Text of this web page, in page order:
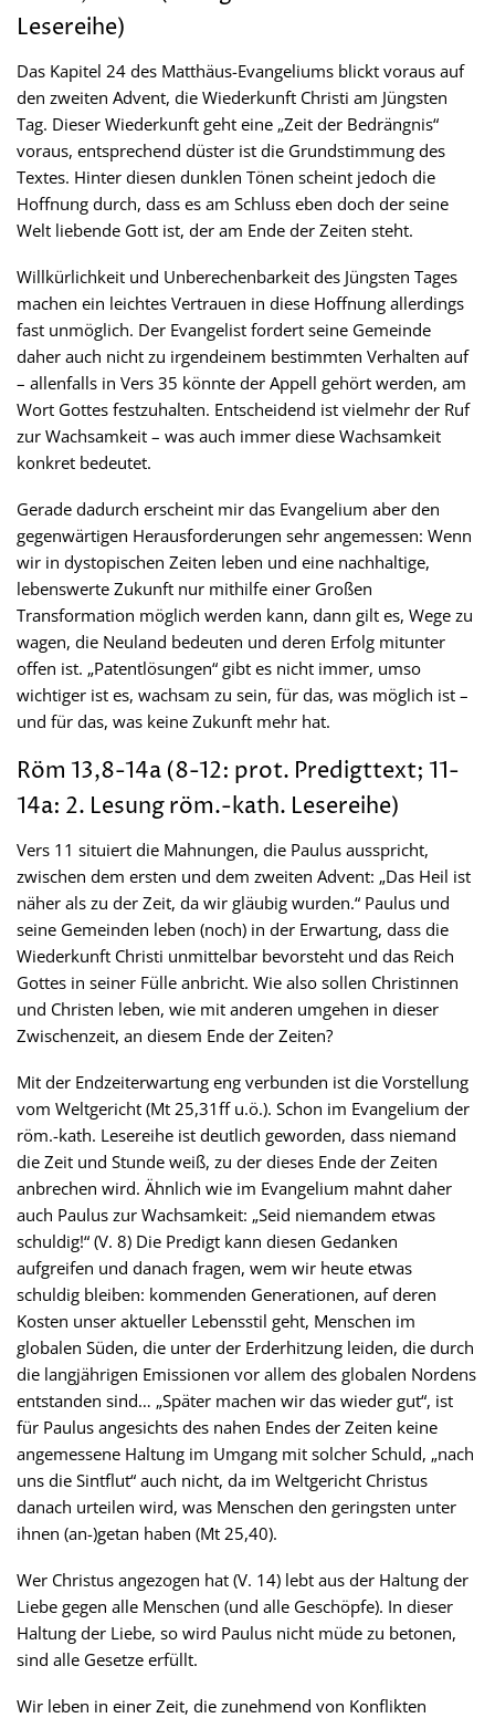
Lesereihe)
Das Kapitel 24 des Matthäus-Evangeliums blickt voraus auf
den zweiten Advent, die Wiederkunft Christi am Jüngsten
Tag. Dieser Wiederkunft geht eine „Zeit der Bedrängnis“
voraus, entsprechend düster ist die Grundstimmung des
Textes. Hinter diesen dunklen Tönen scheint jedoch die
Hoffnung durch, dass es am Schluss eben doch der seine
Welt liebende Gott ist, der am Ende der Zeiten steht.
Willkürlichkeit und Unberechenbarkeit des Jüngsten Tages
machen ein leichtes Vertrauen in diese Hoffnung allerdings
fast unmöglich. Der Evangelist fordert seine Gemeinde
daher auch nicht zu irgendeinem bestimmten Verhalten auf
– allenfalls in Vers 35 könnte der Appell gehört werden, am
Wort Gottes festzuhalten. Entscheidend ist vielmehr der Ruf
zur Wachsamkeit – was auch immer diese Wachsamkeit
konkret bedeutet.
Gerade dadurch erscheint mir das Evangelium aber den
gegenwärtigen Herausforderungen sehr angemessen: Wenn
wir in dystopischen Zeiten leben und eine nachhaltige,
lebenswerte Zukunft nur mithilfe einer Großen
Transformation möglich werden kann, dann gilt es, Wege zu
wagen, die Neuland bedeuten und deren Erfolg mitunter
offen ist. „Patentlösungen“ gibt es nicht immer, umso
wichtiger ist es, wachsam zu sein, für das, was möglich ist –
und für das, was keine Zukunft mehr hat.
Röm 13,8-14a (8-12: prot. Predigttext; 11-
14a: 2. Lesung röm.-kath. Lesereihe)
Vers 11 situiert die Mahnungen, die Paulus ausspricht,
zwischen dem ersten und dem zweiten Advent: „Das Heil ist
näher als zu der Zeit, da wir gläubig wurden.“ Paulus und
seine Gemeinden leben (noch) in der Erwartung, dass die
Wiederkunft Christi unmittelbar bevorsteht und das Reich
Gottes in seiner Fülle anbricht. Wie also sollen Christinnen
und Christen leben, wie mit anderen umgehen in dieser
Zwischenzeit, an diesem Ende der Zeiten?
Mit der Endzeiterwartung eng verbunden ist die Vorstellung
vom Weltgericht (Mt 25,31ff u.ö.). Schon im Evangelium der
röm.-kath. Lesereihe ist deutlich geworden, dass niemand
die Zeit und Stunde weiß, zu der dieses Ende der Zeiten
anbrechen wird. Ähnlich wie im Evangelium mahnt daher
auch Paulus zur Wachsamkeit: „Seid niemandem etwas
schuldig!“ (V. 8) Die Predigt kann diesen Gedanken
aufgreifen und danach fragen, wem wir heute etwas
schuldig bleiben: kommenden Generationen, auf deren
Kosten unser aktueller Lebensstil geht, Menschen im
globalen Süden, die unter der Erderhitzung leiden, die durch
die langjährigen Emissionen vor allem des globalen Nordens
entstanden sind… „Später machen wir das wieder gut“, ist
für Paulus angesichts des nahen Endes der Zeiten keine
angemessene Haltung im Umgang mit solcher Schuld, „nach
uns die Sintflut“ auch nicht, da im Weltgericht Christus
danach urteilen wird, was Menschen den geringsten unter
ihnen (an-)getan haben (Mt 25,40).
Wer Christus angezogen hat (V. 14) lebt aus der Haltung der
Liebe gegen alle Menschen (und alle Geschöpfe). In dieser
Haltung der Liebe, so wird Paulus nicht müde zu betonen,
sind alle Gesetze erfüllt.
Wir leben in einer Zeit, die zunehmend von Konflikten